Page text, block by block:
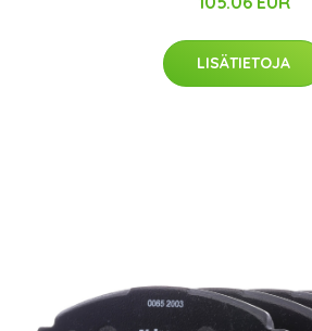
LISÄTIETOJA